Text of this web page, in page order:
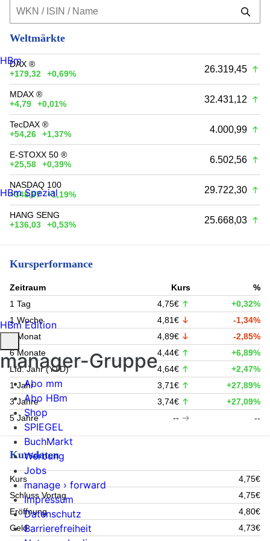
Weltmärkte
DAX ®
+179,32
+0,69% 26.319,45
MDAX ®
+4,79
+0,01% 32.431,12
TecDAX ®
+54,26
+1,37% 4.000,99
E-STOXX 50 ®
+25,58
+0,39% 6.502,56
NASDAQ 100
+348,97
+1,19% 29.722,30
HANG SENG
+136,03
+0,53% 25.668,03
Kursperformance
Zeitraum Kurs
%
1 Tag
4,75€
+0,32%
1 Woche
4,81€
-1,34%
1 Monat
4,89€
-2,85%
6 Monate
4,44€
+6,89%
Lfd. Jahr (YTD)
4,64€
+2,47%
1 Jahr
3,71€
+27,89%
3 Jahre
3,74€
+27,09%
5 Jahre
-- --
Kursdaten
Kurs
4,75€
Schluss Vortag
4,75€
Eröffnung
4,80€
Geld
4,73€
HBm
HBm Spezial
HBm Edition
manager-Gruppe
Abo mm
Abo HBm
Shop
SPIEGEL
BuchMarkt
Werbung
Jobs
manage › forward
Impressum
Datenschutz
Barrierefreiheit